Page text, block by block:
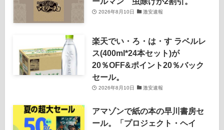
2026年8月10日 激安速報
楽天でい・ろ・は・す ラベルレ
ス(400ml*24本セット)が
20％OFF&ポイント20％バック
セール。
2026年8月10日 激安速報
アマゾンで紙の本の早川書房セ
ール。「プロジェクト・ヘイ